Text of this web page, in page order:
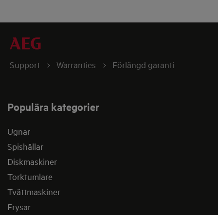
Support Warranties Förlängd garanti
Populära kategorier
Ugnar
Spishällar
Diskmaskiner
Torktumlare
Tvättmaskiner
Frysar